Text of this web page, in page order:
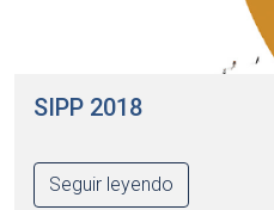
SIPP 2018
Seguir leyendo